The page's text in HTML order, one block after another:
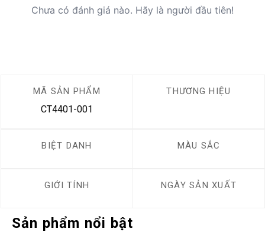
Chưa có đánh giá nào. Hãy là người đầu tiên!
MÃ SẢN PHẨM
CT4401-001
THƯƠNG HIỆU
BIỆT DANH MÀU SẮC
GIỚI TÍNH NGÀY SẢN XUẤT
Sản phẩm nổi bật